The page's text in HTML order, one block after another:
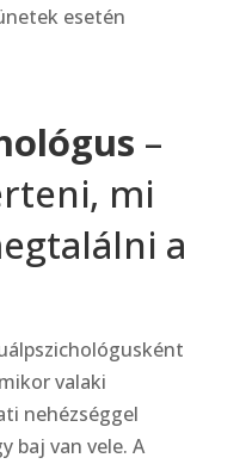
esetén
–
mi
a
valaki
nehézséggel
baj van vele. A